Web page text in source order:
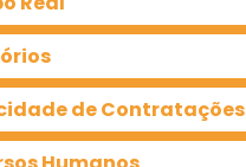
de Contratações